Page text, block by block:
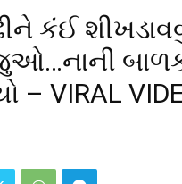
કંઈ
– VIRAL